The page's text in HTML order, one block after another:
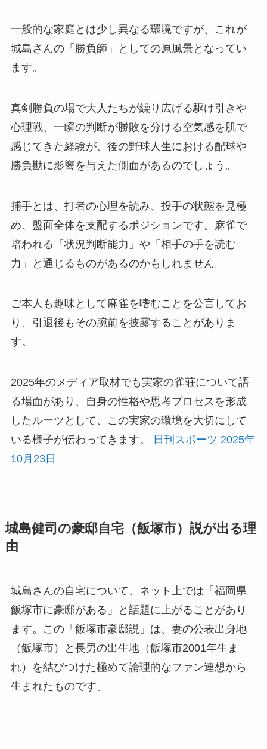
一般的な家庭とは少し異なる環境ですが、これが
城島さんの「勝負師」としての原風景となってい
ます。
真剣勝負の場で大人たちが繰り広げる駆け引きや
心理戦、一瞬の判断が勝敗を分ける空気感を肌で
感じてきた経験が、後の野球人生における配球や
勝負勘に影響を与えた側面があるのでしょう。
捕手とは、打者の心理を読み、投手の状態を見極
め、盤面全体を支配するポジションです。麻雀で
培われる「状況判断能力」や「相手の手を読む
力」と通じるものがあるのかもしれません。
ご本人も趣味として麻雀を嗜むことを公言してお
り、引退後もその腕前を披露することがありま
す。
2025年のメディア取材でも実家の雀荘について語
る場面があり、自身の性格や思考プロセスを形成
したルーツとして、この実家の環境を大切にして
いる様子が伝わってきます。
日刊スポーツ 2025年
10月23日
城島健司の豪邸自宅（飯塚市）説が出る理
由
城島さんの自宅について、ネット上では「福岡県
飯塚市に豪邸がある」と話題に上がることがあり
ます。この「飯塚市豪邸説」は、妻の公表出身地
（飯塚市）と長男の出生地（飯塚市2001年生ま
れ）を結びつけた極めて論理的なファン連想から
生まれたものです。